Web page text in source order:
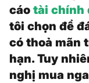
cáo tài chính
tôi chọn để
có thoả mãn
hạn. Tuy
nghị mua